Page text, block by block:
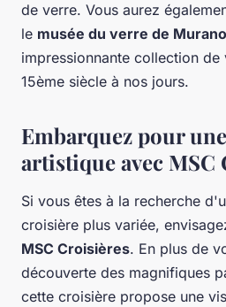
de verre. Vous aurez
le musée du verre de Murano
impressionnante collection de
15ème siècle à nos jours.
Embarquez pour
artistique avec MSC
Si vous êtes à la recherche
croisière plus variée,
MSC Croisières. En plus de
découverte des magnifiques
cette croisière propose une